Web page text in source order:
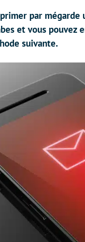
par mégarde
et vous
suivante.